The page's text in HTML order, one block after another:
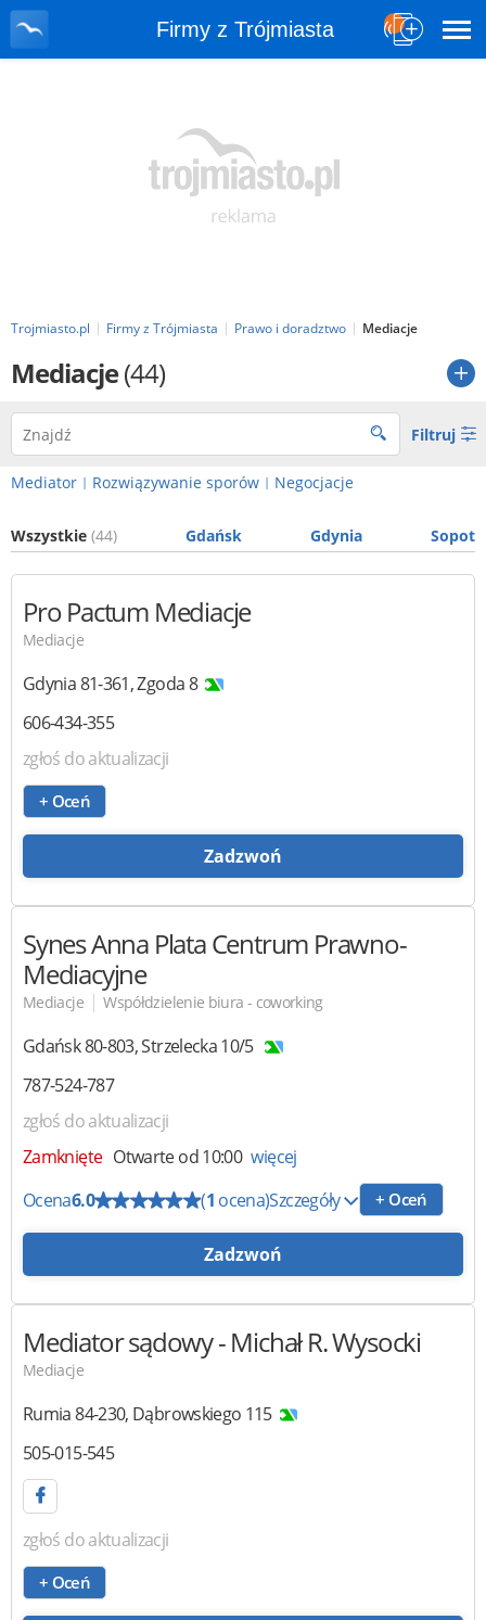
Firmy z Trójmiasta
Trojmiasto.pl Firmy z Trójmiasta Prawo i doradztwo Mediacje
Mediacje(44)
Filtruj
Mediator | Rozwiązywanie sporów | Negocjacje
Wszystkie (44) Gdańsk Gdynia Sopot
Pro Pactum Mediacje
Mediacje
Gdynia81-361,Zgoda 8
606-434-355
zgłoś do aktualizacji
+ Oceń
Zadzwoń
SynesAnna Plata Centrum Prawno-
Mediacyjne
Mediacje | Współdzielenie biura - coworking
Gdańsk80-803,Strzelecka 10/5
787-524-787
zgłoś do aktualizacji
Zamknięte Otwarte od 10:00 więcej
Ocena6.0 (1 ocena)Szczegóły + Oceń
Zadzwoń
Mediator sądowy- Michał R. Wysocki
Mediacje
Rumia84-230, Dąbrowskiego 115
505-015-545
zgłoś do aktualizacji
+ Oceń